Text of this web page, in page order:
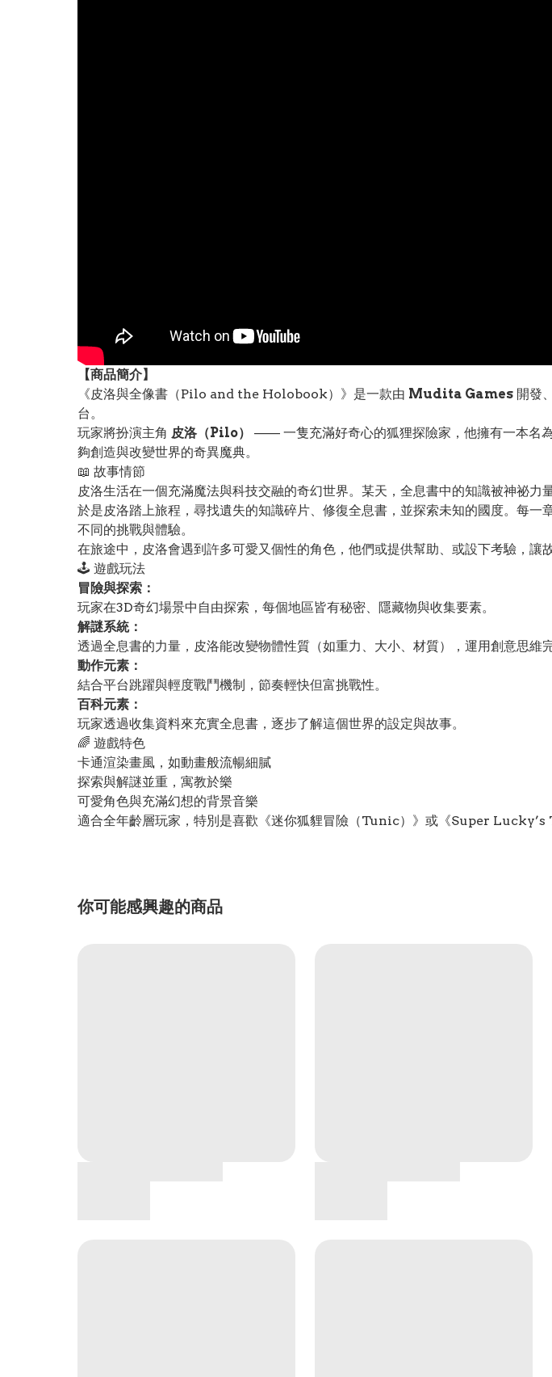
【商品簡介】
《皮洛與全像書（Pilo and the Holobook）》是一款由 Mudita Games 開發、
台。
玩家將扮演主角 皮洛（Pilo）
—— 一隻充滿好奇心的狐狸探險家，他擁有一本名
夠創造與改變世界的奇異魔典。
📖 故事情節
皮洛生活在一個充滿魔法與科技交融的奇幻世界。某天，全息書中的知識被神祕力
於是皮洛踏上旅程，尋找遺失的知識碎片、修復全息書，並探索未知的國度。每
不同的挑戰與體驗。
在旅途中，皮洛會遇到許多可愛又個性的角色，他們或提供幫助、或設下考驗，讓
🕹️ 遊戲玩法
冒險與探索：
玩家在3D奇幻場景中自由探索，每個地區皆有秘密、隱藏物與收集要素。
解謎系統：
透過全息書的力量，皮洛能改變物體性質（如重力、大小、材質），運用創意思維完
動作元素：
結合平台跳躍與輕度戰鬥機制，節奏輕快但富挑戰性。
百科元素：
玩家透過收集資料來充實全息書，逐步了解這個世界的設定與故事。
🌈 遊戲特色
卡通渲染畫風，如動畫般流暢細膩
探索與解謎並重，寓教於樂
可愛角色與充滿幻想的背景音樂
適合全年齡層玩家，特別是喜歡《迷你狐貍冒險（Tunic）》或《Super Lucky’s
你可能感興趣的商品